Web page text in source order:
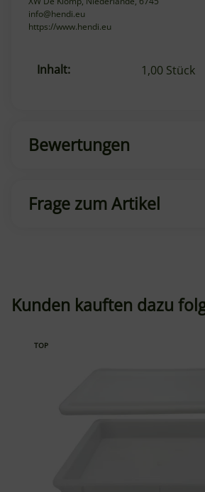
info@hendi.eu
https://www.hendi.eu
Produkteigenschaft
Wert
Inhalt: 1,00 Stück
Bewertungen
Frage zum Artikel
Kunden kauften dazu
TOP